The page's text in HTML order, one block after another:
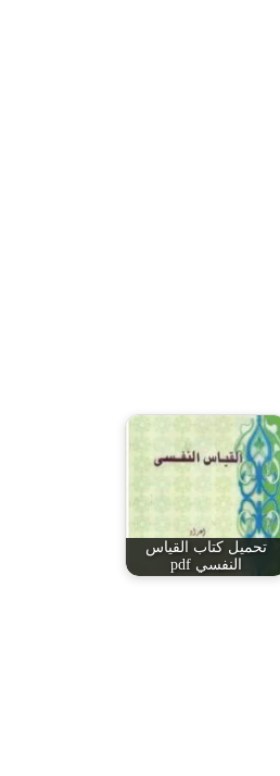
تحميل كتاب القياس
النفسي pdf